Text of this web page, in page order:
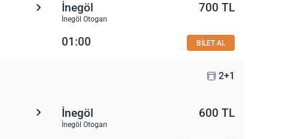
İnegöl
İnegöl Otogarı
700 TL
01:00 BİLET AL
2+1
İnegöl
İnegöl Otogarı
600 TL